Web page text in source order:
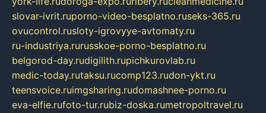
slovar-ivrit.ruporno-video-besplatno.ruseks-365.ru
ovucontrol.rusloty-igrovyye-avtomaty.ru
ru-industriya.rurusskoe-porno-besplatno.ru
belgorod-day.rudigilith.rupichkurovlab.ru
medic-today.rutaksu.rucomp123.rudon-ykt.ru
teensvoice.ruimgsharing.rudomashnee-porno.ru
eva-elfie.rufoto-tur.rubiz-doska.rumetropoltravel.ru